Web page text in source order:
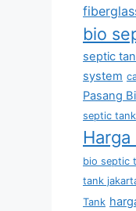
bio
septic
system
Pasang
septic tank
bio septic
tank
Tank